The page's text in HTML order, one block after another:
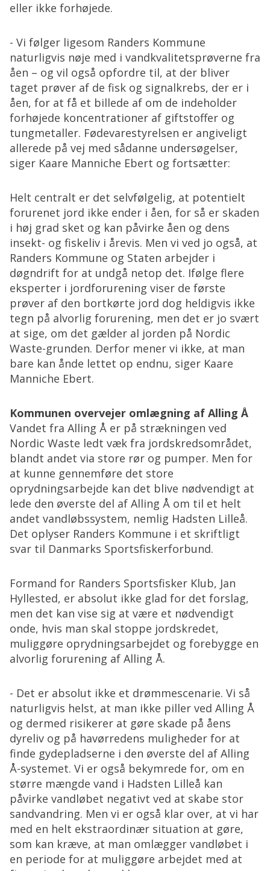
eller ikke forhøjede.
- Vi følger ligesom Randers Kommune
naturligvis nøje med i vandkvalitetsprøverne fra
åen – og vil også opfordre til, at der bliver
taget prøver af de fisk og signalkrebs, der er i
åen, for at få et billede af om de indeholder
forhøjede koncentrationer af giftstoffer og
tungmetaller. Fødevarestyrelsen er angiveligt
allerede på vej med sådanne undersøgelser,
siger Kaare Manniche Ebert og fortsætter:
Helt centralt er det selvfølgelig, at potentielt
forurenet jord ikke ender i åen, for så er skaden
i høj grad sket og kan påvirke åen og dens
insekt- og fiskeliv i årevis. Men vi ved jo også, at
Randers Kommune og Staten arbejder i
døgndrift for at undgå netop det. Ifølge flere
eksperter i jordforurening viser de første
prøver af den bortkørte jord dog heldigvis ikke
tegn på alvorlig forurening, men det er jo svært
at sige, om det gælder al jorden på Nordic
Waste-grunden. Derfor mener vi ikke, at man
bare kan ånde lettet op endnu, siger Kaare
Manniche Ebert.
Kommunen overvejer omlægning af Alling Å
Vandet fra Alling Å er på strækningen ved
Nordic Waste ledt væk fra jordskredsområdet,
blandt andet via store rør og pumper. Men for
at kunne gennemføre det store
oprydningsarbejde kan det blive nødvendigt at
lede den øverste del af Alling Å om til et helt
andet vandløbssystem, nemlig Hadsten Lilleå.
Det oplyser Randers Kommune i et skriftligt
svar til Danmarks Sportsfiskerforbund.
Formand for Randers Sportsfisker Klub, Jan
Hyllested, er absolut ikke glad for det forslag,
men det kan vise sig at være et nødvendigt
onde, hvis man skal stoppe jordskredet,
muliggøre oprydningsarbejdet og forebygge en
alvorlig forurening af Alling Å.
- Det er absolut ikke et drømmescenarie. Vi så
naturligvis helst, at man ikke piller ved Alling Å
og dermed risikerer at gøre skade på åens
dyreliv og på havørredens muligheder for at
finde gydepladserne i den øverste del af Alling
Å-systemet. Vi er også bekymrede for, om en
større mængde vand i Hadsten Lilleå kan
påvirke vandløbet negativt ved at skabe stor
sandvandring. Men vi er også klar over, at vi har
med en helt ekstraordinær situation at gøre,
som kan kræve, at man omlægger vandløbet i
en periode for at muliggøre arbejdet med at